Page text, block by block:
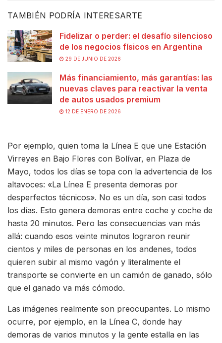
TAMBIÉN PODRÍA INTERESARTE
Fidelizar o perder: el desafío silencioso
de los negocios físicos en Argentina
29 DE JUNIO DE 2026
Más financiamiento, más garantías: las
nuevas claves para reactivar la venta
de autos usados premium
12 DE ENERO DE 2026
Por ejemplo, quien toma la Línea E que une Estación
Virreyes en Bajo Flores con Bolívar, en Plaza de
Mayo, todos los días se topa con la advertencia de los
altavoces: «La Línea E presenta demoras por
desperfectos técnicos». No es un día, son casi todos
los días. Esto genera demoras entre coche y coche de
hasta 20 minutos. Pero las consecuencias van más
allá: cuando esos veinte minutos lograron reunir
cientos y miles de personas en los andenes, todos
quieren subir al mismo vagón y literalmente el
transporte se convierte en un camión de ganado, sólo
que el ganado va más cómodo.
Las imágenes realmente son preocupantes. Lo mismo
ocurre, por ejemplo, en la Línea C, donde hay
demoras de varios minutos y la gente estalla en las